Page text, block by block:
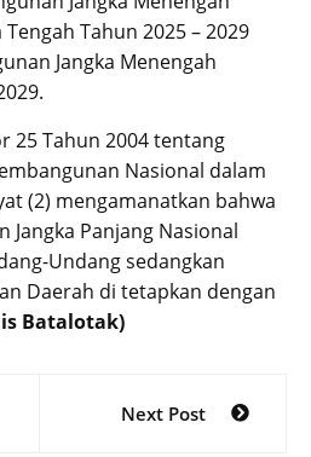
Tahun 2025 – 2029
Jangka Menengah
25 Tahun 2004 tentang
Nasional dalam
(2) mengamanatkan bahwa
Jangka Panjang Nasional
Undang sedangkan
Daerah di tetapkan dengan
Batalotak)
Next Post